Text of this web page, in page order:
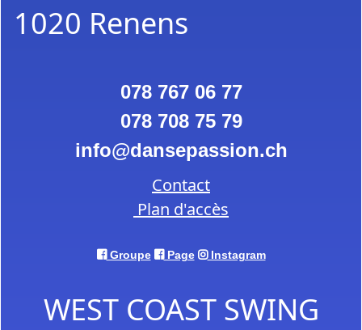
1020 Renens
078 767 06 77
078 708 75 79
info
dansepassion.ch
Contact
Plan d'accès
Groupe Page Instagram
WEST COAST SWING